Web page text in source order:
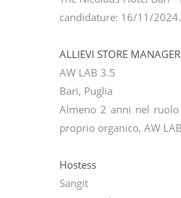
candidature: 16/11/2024.
ALLIEVI STORE
AW LAB 3.5
Bari, Puglia
Almeno 2 anni nel ruolo
proprio organico, AW
Hostess
Sangit